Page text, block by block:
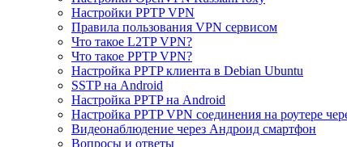
Настройки PPTP VPN
Правила пользования VPN сервисом
Что такое L2TP VPN?
Что такое PPTP VPN?
Настройка PPTP клиента в Debian Ubuntu
SSTP на Android
Настройка PPTP на Android
Настройка PPTP VPN соединения на роутере
Видеонаблюдение через Андроид смартфон
Вопросы и ответы